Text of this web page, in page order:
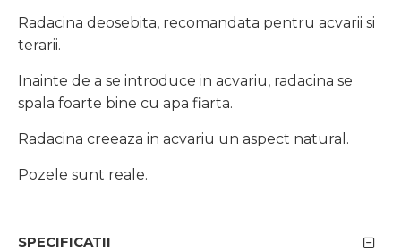
Radacina deosebita, recomandata pentru acvarii si
terarii.
Inainte de a se introduce in acvariu, radacina se
spala foarte bine cu apa fiarta.
Radacina creeaza in acvariu un aspect natural.
Pozele sunt reale.
SPECIFICATII